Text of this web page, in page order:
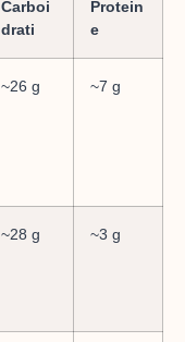
Carboi
drati
Protein
e
~26 g ~7 g
~28 g ~3 g